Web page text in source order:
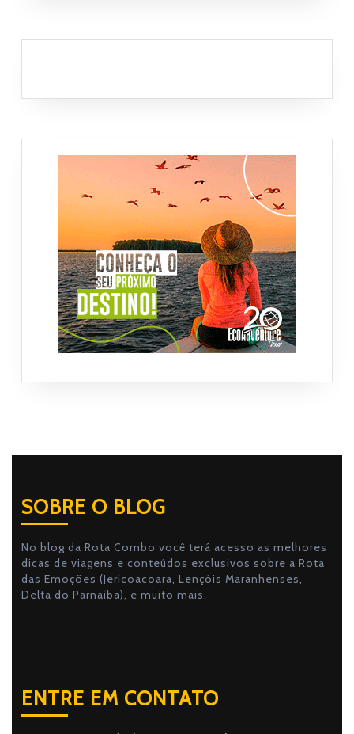
SOBRE O BLOG
No blog da Rota Combo você terá acesso as melhores
dicas de viagens e conteúdos exclusivos sobre a Rota
das Emoções (Jericoacoara, Lençóis Maranhenses,
Delta do Parnaíba), e muito mais.
ENTRE EM CONTATO